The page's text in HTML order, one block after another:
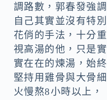
調路數，郭春發強調
自己其實並沒有特別
花俏的手法，十分重
視高湯的他，只是實
實在在的煉湯，始終
堅持用雞骨與大骨細
火慢熬8小時以上，